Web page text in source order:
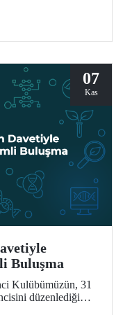
07
Kas
Buluşma
Kulübümüzün, 31
düzenlediği